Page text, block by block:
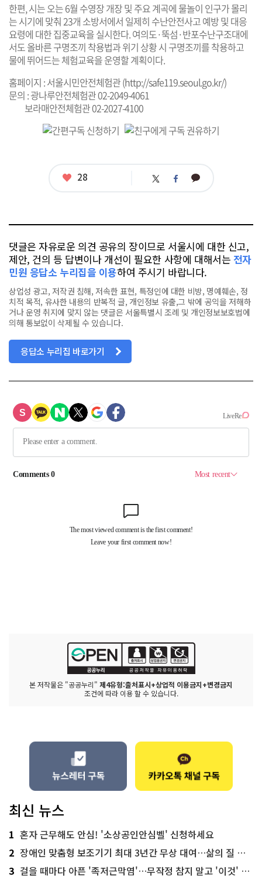
한편, 시는 오는 6월 수영장 개장 및 주요 계곡에 물놀이 인구가 몰리
는 시기에 맞춰 23개 소방서에서 일제히 수난안전사고 예방 및 대응
요령에 대한 집중교육을 실시한다. 여의도·뚝섬·반포수난구조대에
서도 올바른 구명조끼 착용법과 위기 상황 시 구명조끼를 착용하고
물에 뛰어드는 체험교육을 운영할 계획이다.
홈페이지 : 서울시민안전체험관 (http://safe119.seoul.go.kr/)
문의 : 광나루안전체험관 02-2049-4061
보라매안전체험관 02-2027-4100
좋
28 트 페 카
댓글은 자유로운 의견 공유의 장이므로 서울시에 대한 신고,
제안, 건의 등 답변이나 개선이 필요한 사항에 대해서는 전자
민원 응답소 누리집을 이용하여 주시기 바랍니다.
상업성 광고, 저작권 침해, 저속한 표현, 특정인에 대한 비방, 명예훼손, 정
치적 목적, 유사한 내용의 반복적 글, 개인정보 유출,그 밖에 공익을 저해하
거나 운영 취지에 맞지 않는 댓글은 서울특별시 조례 및 개인정보보호법에
의해 통보없이 삭제될 수 있습니다.
응답소 누리집 바로가기
본 저작물은 "공공누리" 제4유형:출처표시+상업적 이용금지+변경금지
조건에 따라 이용 할 수 있습니다.
최신 뉴스
1 혼자 근무해도 안심! '소상공인안심벨' 신청하세요
2 장애인 맞춤형 보조기기 최대 3년간 무상 대여…삶의 질 높인다
3 걸을 때마다 아픈 '족저근막염'…무작정 참지 말고 '이것' 해보세요!